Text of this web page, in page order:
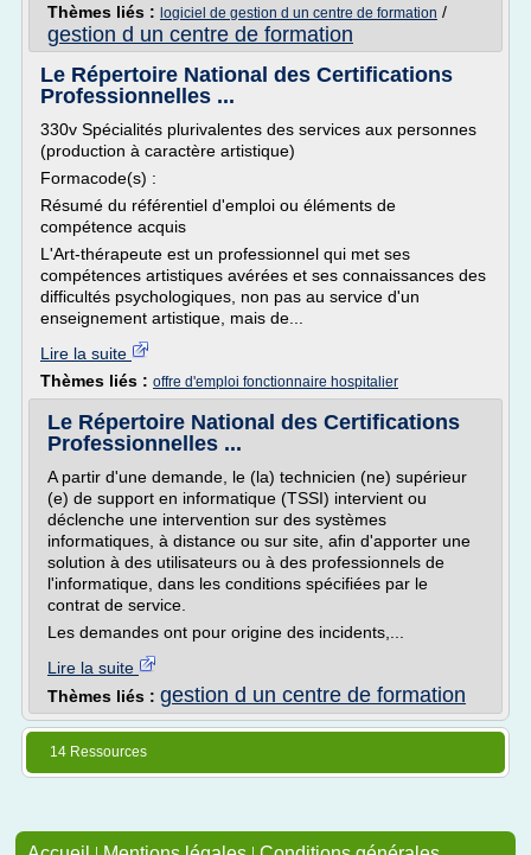
Thèmes liés : logiciel de gestion d un centre de formation /
gestion d un centre de formation
Le Répertoire National des Certifications
Professionnelles ...
330v Spécialités plurivalentes des services aux personnes
(production à caractère artistique)
Formacode(s) :
Résumé du référentiel d'emploi ou éléments de
compétence acquis
L'Art-thérapeute est un professionnel qui met ses
compétences artistiques avérées et ses connaissances des
difficultés psychologiques, non pas au service d'un
enseignement artistique, mais de...
Lire la suite
Thèmes liés : offre d'emploi fonctionnaire hospitalier
Le Répertoire National des Certifications
Professionnelles ...
A partir d'une demande, le (la) technicien (ne) supérieur
(e) de support en informatique (TSSI) intervient ou
déclenche une intervention sur des systèmes
informatiques, à distance ou sur site, afin d'apporter une
solution à des utilisateurs ou à des professionnels de
l'informatique, dans les conditions spécifiées par le
contrat de service.
Les demandes ont pour origine des incidents,...
Lire la suite
Thèmes liés : gestion d un centre de formation
14 Ressources